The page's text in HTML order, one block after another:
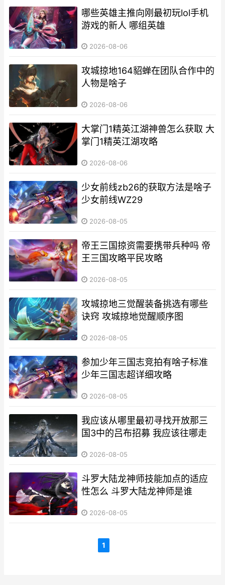
哪些英雄主推向刚最初玩lol手机
游戏的新人 哪组英雄
2026-08-06
攻城掠地164貂蝉在团队合作中的
人物是啥子
2026-08-06
大掌门1精英江湖神兽怎么获取 大
掌门1精英江湖攻略
2026-08-06
少女前线zb26的获取方法是啥子
少女前线WZ29
2026-08-05
帝王三国掠资需要携带兵种吗 帝
王三国攻略平民攻略
2026-08-05
攻城掠地三觉醒装备挑选有哪些
诀窍 攻城掠地觉醒顺序图
2026-08-05
参加少年三国志竞拍有啥子标准
少年三国志超详细攻略
2026-08-05
我应该从哪里最初寻找开放那三
国3中的吕布招募 我应该往哪走
2026-08-05
斗罗大陆龙神师技能加点的适应
性怎么 斗罗大陆龙神师是谁
2026-08-05
1